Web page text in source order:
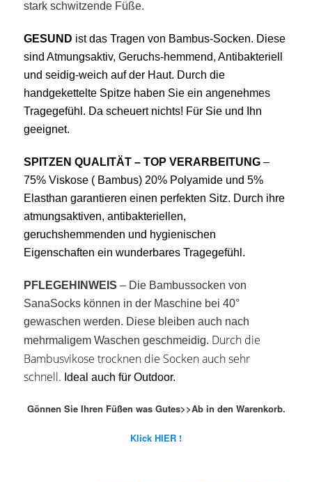
stark schwitzende Füße.
GESUND ist das Tragen von Bambus-Socken. Diese
sind Atmungsaktiv, Geruchs-hemmend, Antibakteriell
undseidig-weich auf der Haut. Durch die
handgekettelte Spitze haben Sie ein angenehmes
Tragegefühl. Da scheuert nichts! Für Sie und Ihn
geeignet.
SPITZEN QUALITÄT – TOP VERARBEITUNG –
75% Viskose ( Bambus) 20% Polyamide und 5%
Elasthan garantieren einen perfekten Sitz. Durch ihre
atmungsaktiven, antibakteriellen,
geruchshemmenden und hygienischen
Eigenschaften ein wunderbares Tragegefühl.
PFLEGEHINWEIS – Die Bambussocken von
SanaSocks können in der Maschine bei 40°
gewaschen werden. Diese bleiben auch nach
mehrmaligem Waschen geschmeidig. Durch die
Bambusvikose trocknen die Socken auch sehr
schnell. Ideal auch für Outdoor.
Gönnen Sie Ihren Füßen was Gutes>>Ab in den Warenkorb.
Klick HIER !